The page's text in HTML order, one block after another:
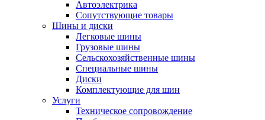
Автоэлектрика
Сопутствующие товары
Шины и диски
Легковые шины
Грузовые шины
Сельскохозяйственные шины
Специальные шины
Диски
Комплектующие для шин
Услуги
Техническое сопровождение